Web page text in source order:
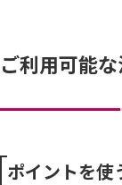
ご利用可能
ポイントを使